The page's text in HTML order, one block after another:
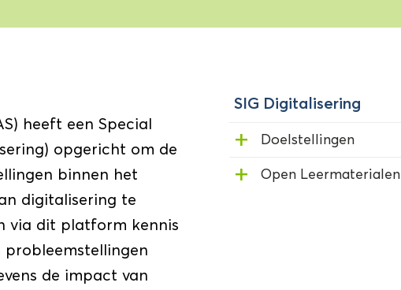
heeft een Special
opgericht om de
binnen het
digitalisering te
via dit platform kennis
de impact van
SIG Digitalisering
Doelstellingen
Open Leermaterialen